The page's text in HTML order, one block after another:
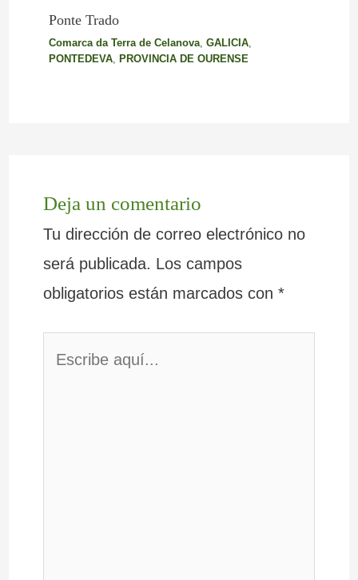
Ponte Trado
Comarca da Terra de Celanova, GALICIA,
PONTEDEVA, PROVINCIA DE OURENSE
Deja un comentario
Tu dirección de correo electrónico no
será publicada. Los campos
obligatorios están marcados con *